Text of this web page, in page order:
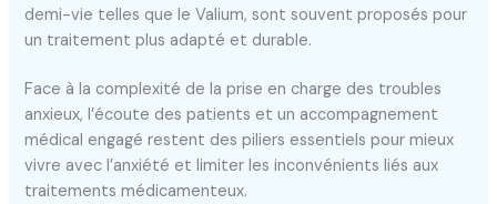
demi-vie telles que le Valium, sont souvent proposés pour
un traitement plus adapté et durable.
Face à la complexité de la prise en charge des troubles
anxieux, l’écoute des patients et un accompagnement
médical engagé restent des piliers essentiels pour mieux
vivre avec l’anxiété et limiter les inconvénients liés aux
traitements médicamenteux.